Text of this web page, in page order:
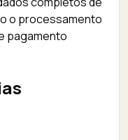
o processamento
pagamento